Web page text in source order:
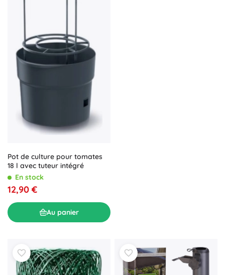
Pot de culture pour tomates
18 l avec tuteur intégré
En stock
12,90 €
Au panier